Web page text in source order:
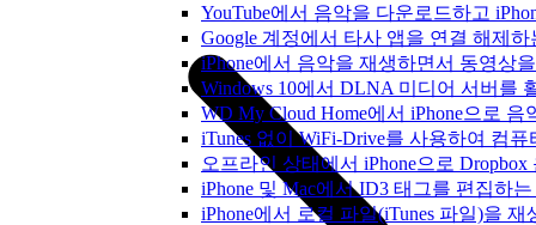
YouTube에서 음악을 다운로드하고
Google 계정에서 타사 앱을 연결 해제하
iPhone에서 음악을 재생하면서 동영상
Windows 10에서 DLNA 미디어 서버를
WD My Cloud Home에서 iPhone으로
iTunes 없이 WiFi-Drive를 사용하여 컴
오프라인 상태에서 iPhone으로
iPhone 및 Mac에서 ID3 태그를 편집하
iPhone에서 로컬 파일(iTunes 파일)을 재